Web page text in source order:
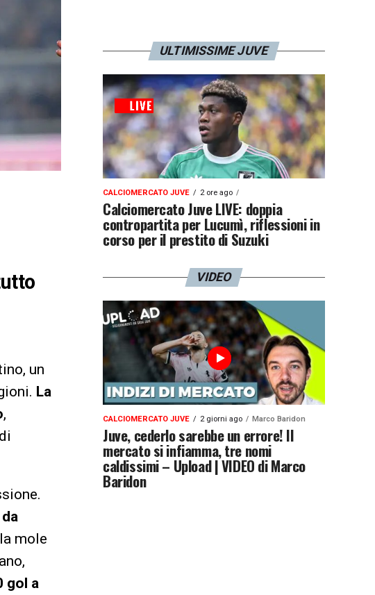
un
La
,
mole
gol a
ULTIMISSIME JUVE
CALCIOMERCATO JUVE 2 ore ago
Calciomercato Juve LIVE: doppia
contropartita per Lucumì, riflessioni in
corso per il prestito di Suzuki
VIDEO
CALCIOMERCATO JUVE 2 giorni ago Marco Baridon
Juve, cederlo sarebbe un errore! Il
mercato si infiamma, tre nomi
caldissimi – Upload | VIDEO di Marco
Baridon